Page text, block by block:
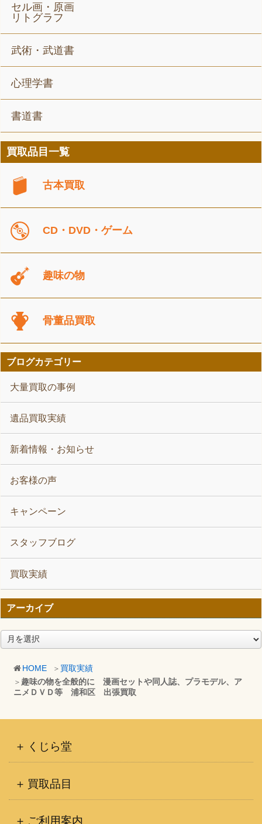
HOME
買取実績
趣味の物を全般的に 漫画セットや同人誌、プラモデル、ア
ニメＤＶＤ等 浦和区 出張買取
セル画・原画
リトグラフ
武術・武道書
心理学書
書道書
買取品目一覧
古本買取
CD・DVD・ゲーム
趣味の物
骨董品買取
ブログカテゴリー
大量買取の事例
遺品買取実績
新着情報・お知らせ
お客様の声
キャンペーン
スタッフブログ
買取実績
アーカイブ
ア
ー
くじら堂
買取品目
ご利用案内